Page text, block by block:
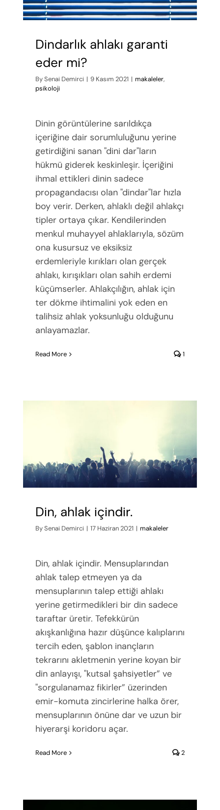
Dindarlık ahlakı garanti
eder mi?
BySenai Demirci | 9 Kasım 2021 | makaleler,
psikoloji
Dinin görüntülerine sarıldıkça
içeriğine dair sorumluluğunu yerine
getirdiğini sanan "dini dar"ların
hükmü giderek keskinleşir. İçeriğini
ihmal ettikleri dinin sadece
propagandacısı olan "dindar"lar hızla
boy verir. Derken, ahlaklı değil ahlakçı
tipler ortaya çıkar. Kendilerinden
menkul muhayyel ahlaklarıyla, sözüm
ona kusursuz ve eksiksiz
erdemleriyle kırıkları olan gerçek
ahlakı, kırışıkları olan sahih erdemi
küçümserler. Ahlakçılığın, ahlak için
ter dökme ihtimalini yok eden en
talihsiz ahlak yoksunluğu olduğunu
anlayamazlar.
Read More 1
Din, ahlak içindir.
BySenai Demirci | 17 Haziran 2021 | makaleler
Din, ahlak içindir. Mensuplarından
ahlak talep etmeyen ya da
mensuplarının talep ettiği ahlakı
yerine getirmedikleri bir din sadece
taraftar üretir. Tefekkürün
akışkanlığına hazır düşünce kalıplarını
tercih eden, şablon inançların
tekrarını akletmenin yerine koyan bir
din anlayışı, "kutsal şahsiyetler” ve
"sorgulanamaz fikirler” üzerinden
emir-komuta zincirlerine halka örer,
mensuplarının önüne dar ve uzun bir
hiyerarşi koridoru açar.
Read More 2